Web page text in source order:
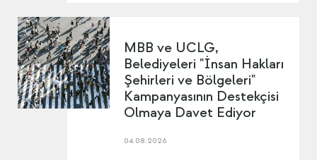
MBB ve UCLG,
Belediyeleri "İnsan Hakları
Şehirleri ve Bölgeleri"
Kampanyasının Destekçisi
Olmaya Davet Ediyor
04.08.2026